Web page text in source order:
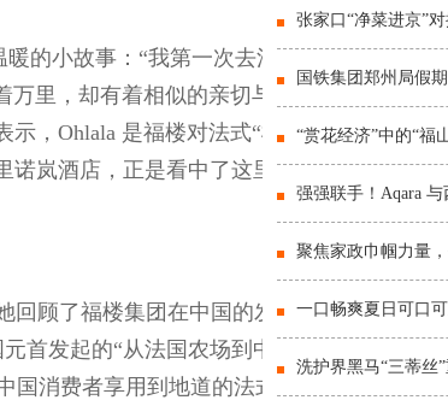
的小故事：“我第一次去法国，
里，却有着相似的亲切与包
示，Ohlala 是福楼对法式“松弛
诺岚酒店，正是看中了这里的活
回顾了福楼集团在中国的发展历
首发起的“从法国农场到中国餐
消费者享用到地道的法式美
张家口“净菜进京”
国铁集团郑州局假
“赏花经济”中的“福
强强联手！Aqara
聚焦家政巾帼力量
一口畅爽夏日可口
洗护界黑马“三蒂丝